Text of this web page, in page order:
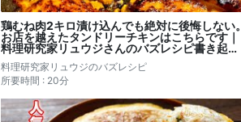
鶏むね肉2キロ漬け込んでも絶対に後悔しない。
お店を越えたタンドリーチキンはこちらです｜
料理研究家リュウジさんのバズレシピ書き起こ
し
料理研究家リュウジのバズレシピ
所要時間 : 20分